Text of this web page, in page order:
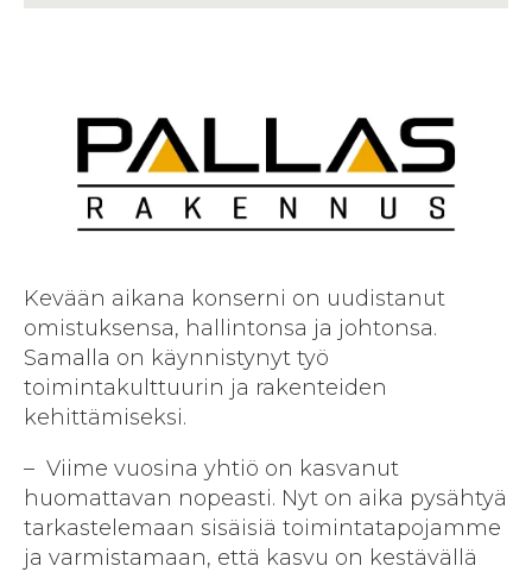
Kevään aikana konserni on uudistanut
omistuksensa, hallintonsa ja johtonsa.
Samalla on käynnistynyt työ
toimintakulttuurin ja rakenteiden
kehittämiseksi.
– Viime vuosina yhtiö on kasvanut
huomattavan nopeasti. Nyt on aika pysähtyä
tarkastelemaan sisäisiä toimintatapojamme
ja varmistamaan, että kasvu on kestävällä